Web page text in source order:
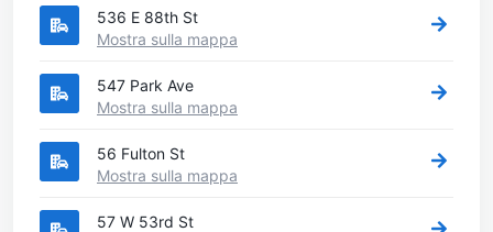
536 E 88th St
Mostra sulla mappa
547 Park Ave
Mostra sulla mappa
56 Fulton St
Mostra sulla mappa
57 W 53rd St